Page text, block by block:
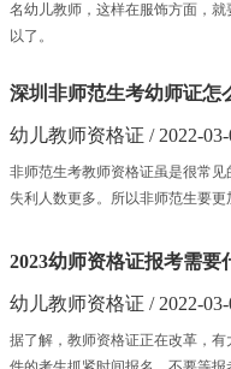
名幼儿教师，这样在服饰方面，
以了。
深圳非师范生考幼师证怎
幼儿教师资格证 / 2022-03-
非师范生考教师资格证虽是很常
失利人数更多。所以非师范生要更
2023幼师资格证报考需要
幼儿教师资格证 / 2022-03-
据了解，教师资格证正在改革，